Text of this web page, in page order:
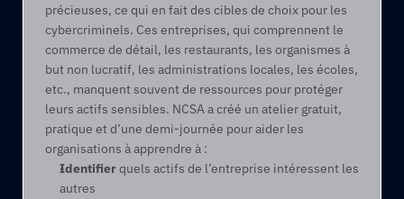
précieuses, ce qui en fait des cibles de choix pour les
cybercriminels. Ces entreprises, qui comprennent le
commerce de détail, les restaurants, les organismes à
but non lucratif, les administrations locales, les écoles,
etc., manquent souvent de ressources pour protéger
leurs actifs sensibles. NCSA a créé un atelier gratuit,
pratique et d’une demi-journée pour aider les
organisations à apprendre à :
Identifier quels actifs de l’entreprise intéressent les
autres